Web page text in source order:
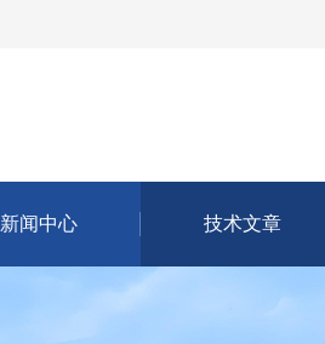
新闻中心 技术文章